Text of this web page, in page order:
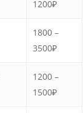
1200₽
1800 –
3500₽
1200 –
1500₽